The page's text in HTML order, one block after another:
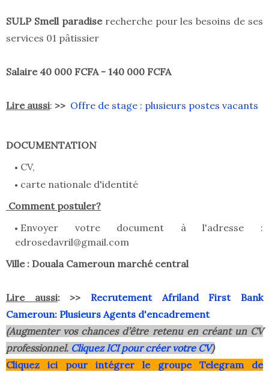
SULP Smell paradise recherche pour les besoins de ses
services 01 pâtissier
Salaire 40 000 FCFA - 140 000 FCFA
Lire aussi: >> Offre de stage : plusieurs postes vacants
DOCUMENTATION
CV,
carte nationale d'identité
Comment postuler?
Envoyer votre document à l'adresse :
edrosedavril@gmail.com
Ville : Douala Cameroun marché central
Lire aussi: >>
Recrutement Afriland First Bank
Cameroun: Plusieurs Agents d'encadrement
(Augmenter vos chances d’être retenu en créant un CV
professionnel. Cliquez ICI pour créer votre CV)
Cliquez ici pour intégrer le groupe Telegram de